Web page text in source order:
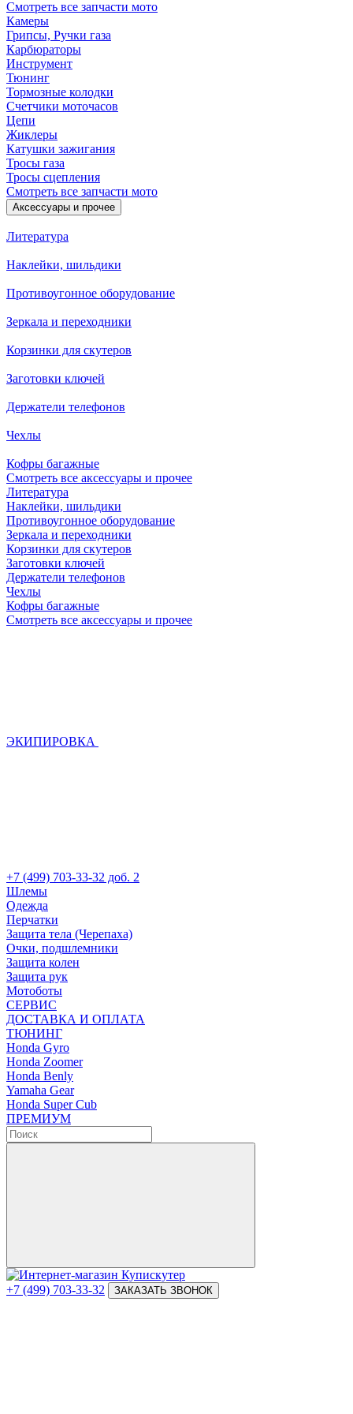
Смотреть все запчасти мото
Камеры
Грипсы, Ручки газа
Карбюраторы
Инструмент
Тюнинг
Тормозные колодки
Счетчики моточасов
Цепи
Жиклеры
Катушки зажигания
Тросы газа
Тросы сцепления
Смотреть все запчасти мото
Аксессуары и прочее
Литература
Наклейки, шильдики
Противоугонное оборудование
Зеркала и переходники
Корзинки для скутеров
Заготовки ключей
Держатели телефонов
Чехлы
Кофры багажные
Смотреть все аксессуары и прочее
Литература
Наклейки, шильдики
Противоугонное оборудование
Зеркала и переходники
Корзинки для скутеров
Заготовки ключей
Держатели телефонов
Чехлы
Кофры багажные
Смотреть все аксессуары и прочее
ЭКИПИРОВКА
+7 (499) 703-33-32 доб. 2
Шлемы
Одежда
Перчатки
Защита тела (Черепаха)
Очки, подшлемники
Защита колен
Защита рук
Мотоботы
СЕРВИС
ДОСТАВКА И ОПЛАТА
ТЮНИНГ
Honda Gyro
Honda Zoomer
Honda Benly
Yamaha Gear
Honda Super Cub
ПРЕМИУМ
+7 (499) 703-33-32 ЗАКАЗАТЬ ЗВОНОК